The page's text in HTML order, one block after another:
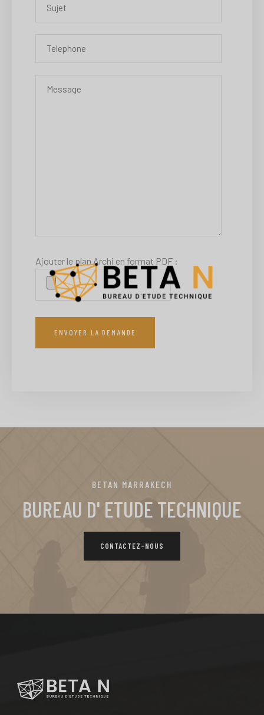
Ajouter le plan Archi en format PDF :
BETAN MARRAKECH
BUREAU D' ETUDE TECHNIQUE
CONTACTEZ-NOUS